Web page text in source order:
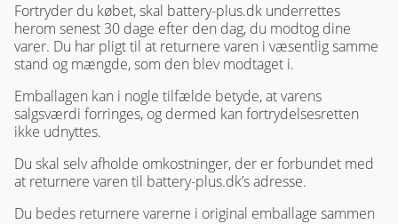
Fortryder du købet, skal battery-plus.dk underrettes
herom senest 30 dage efter den dag, du modtog dine
varer. Du har pligt til at returnere varen i væsentlig samme
stand og mængde, som den blev modtaget i.
Emballagen kan i nogle tilfælde betyde, at varens
salgsværdi forringes, og dermed kan fortrydelsesretten
ikke udnyttes.
Du skal selv afholde omkostninger, der er forbundet med
at returnere varen til battery-plus.dk’s adresse.
Du bedes returnere varerne i original emballage sammen